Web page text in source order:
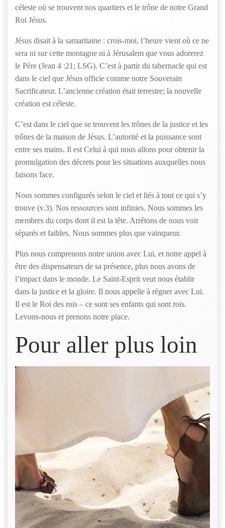
céleste où se trouvent nos quartiers et le trône de notre Grand
Roi Jésus.
Jésus disait à la samaritaine : crois-moi, l’heure vient où ce ne
sera ni sur cette montagne ni à Jérusalem que vous adorerez
le Père (Jean 4 :21; LSG). C’est à partir du tabernacle qui est
dans le ciel que Jésus officie comme notre Souverain
Sacrificateur. L’ancienne création était terrestre; la nouvelle
création est céleste.
C’est dans le ciel que se trouvent les trônes de la justice et les
trônes de la maison de Jésus. L’autorité et la puissance sont
entre ses mains. Il est Celui à qui nous allons pour obtenir la
promulgation des décrets pour les situations auxquelles nous
faisons face.
Nous sommes configurés selon le ciel et liés à tout ce qui s’y
trouve (v.3). Nos ressources sont infinies. Nous sommes les
membres du corps dont il est la tête. Arrêtons de nous voir
séparés et faibles. Nous sommes plus que vainqueur.
Plus nous comprenons notre union avec Lui, et notre appel à
être des dispensateurs de sa présence, plus nous avons de
l’impact dans le monde. Le Saint-Esprit veut nous établir
dans la justice et la gloire. Il nous appelle à régner avec Lui.
Il est le Roi des rois – ce sont ses enfants qui sont rois.
Levons-nous et prenons notre place.
Pour aller plus loin